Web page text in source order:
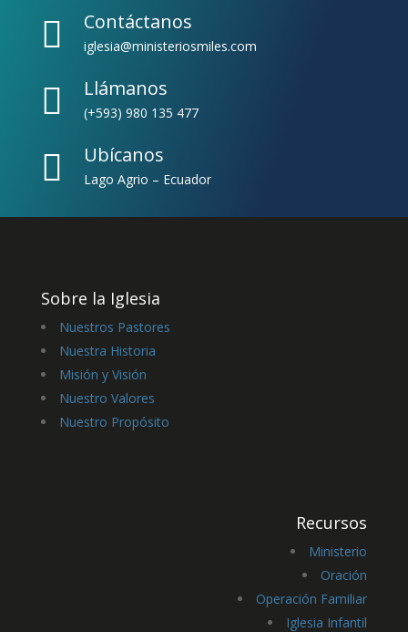
 Contáctanos
iglesia@ministeriosmiles.com
 Llámanos
(+593) 980 135 477
 Ubícanos
Lago Agrio – Ecuador
Sobre la Iglesia
Nuestros Pastores
Nuestra Historia
Misión y Visión
Nuestro Valores
Nuestro Propósito
Recursos
Ministerio
Oración
Operación Familiar
Iglesia Infantil